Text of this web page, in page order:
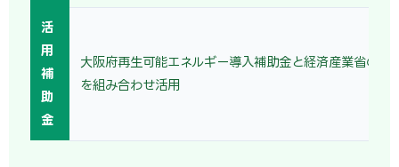
活
用
補
助
金
大阪府再生可能エネルギー導入補助金と経済産業省の省
を組み合わせ活用